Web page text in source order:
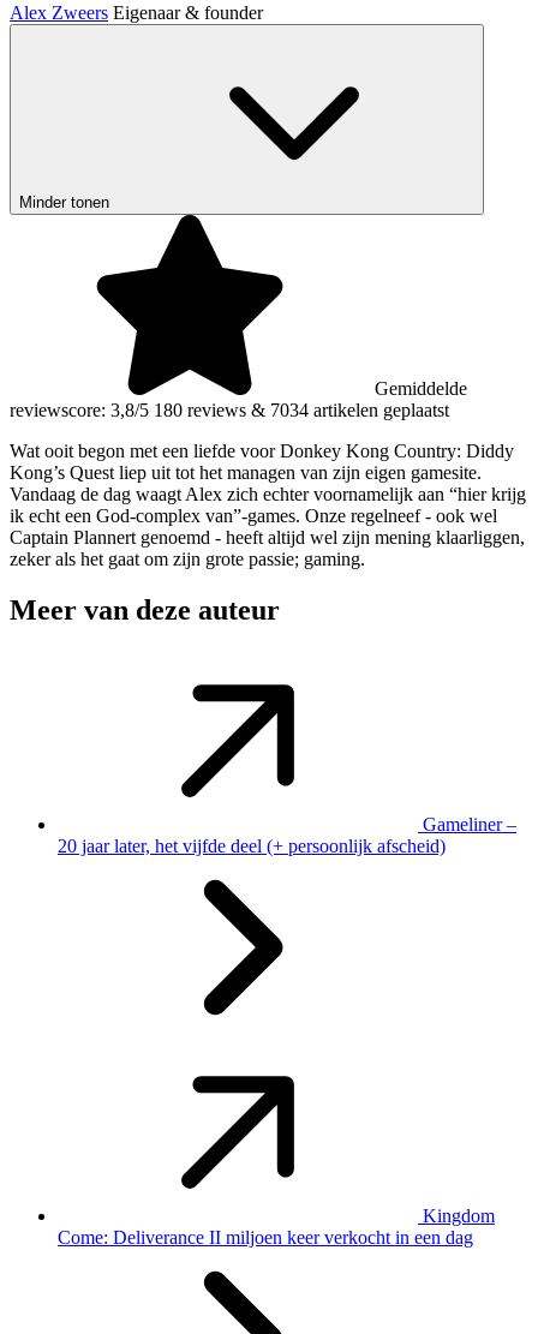
Alex Zweers Eigenaar & founder
Minder tonen
Gemiddelde
reviewscore: 3,8/5 180 reviews & 7034 artikelen geplaatst
Wat ooit begon met een liefde voor Donkey Kong Country: Diddy
Kong’s Quest liep uit tot het managen van zijn eigen gamesite.
Vandaag de dag waagt Alex zich echter voornamelijk aan “hier krijg
ik echt een God-complex van”-games. Onze regelneef - ook wel
Captain Plannert genoemd - heeft altijd wel zijn mening klaarliggen,
zeker als het gaat om zijn grote passie; gaming.
Meer van deze auteur
Gameliner –
20 jaar later, het vijfde deel (+ persoonlijk afscheid)
Kingdom
Come: Deliverance II miljoen keer verkocht in een dag